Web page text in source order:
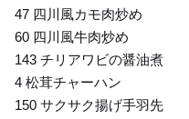
47 四川風カモ肉炒め
60 四川風牛肉炒め
143 チリアワビの醤油煮
4 松茸チャーハン
150 サクサク揚げ手羽先